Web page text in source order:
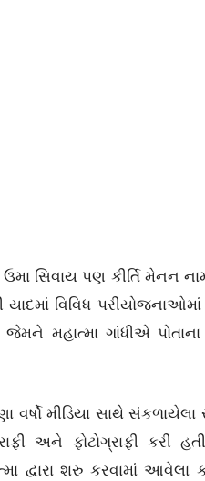
ઉમા સિવાય પણ કીર્તિ મેનન
વિવિધ
મહાત્મા ગાંધીએ પોતાના
વર્ષો મીડિયા સાથે
અને ફોટોગ્રાફી કરી
દ્વારા શરુ કરવામાં